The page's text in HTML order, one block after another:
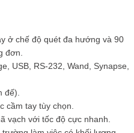
ở chế độ quét đa hướng và 90
đơn.
USB, RS-232, Wand, Synapse,
đế).
cầm tay tùy chọn.
vạch với tốc độ cực nhanh.